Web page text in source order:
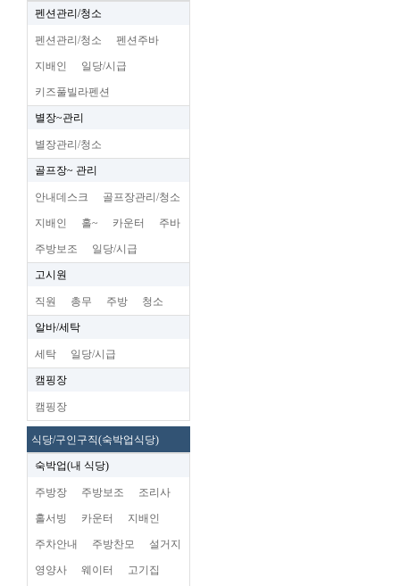
펜션관리/청소
펜션관리/청소 펜션주바
지배인 일당/시급
키즈풀빌라펜션
별장~관리
별장관리/청소
골프장~ 관리
안내데스크 골프장관리/청소
지배인 홀~ 카운터 주바
주방보조 일당/시급
고시원
직원 총무 주방 청소
알바/세탁
세탁 일당/시급
캠핑장
캠핑장
식당/구인구직(숙박업식당)
숙박업(내 식당)
주방장 주방보조 조리사
홀서빙 카운터 지배인
주차안내 주방찬모 설거지
영양사 웨이터 고기집